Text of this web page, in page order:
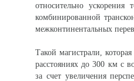
относительно ускорения
комбинированной
межконтинентальных
Такой магистрали,
расстояниях до 300 км с
за счет увеличения